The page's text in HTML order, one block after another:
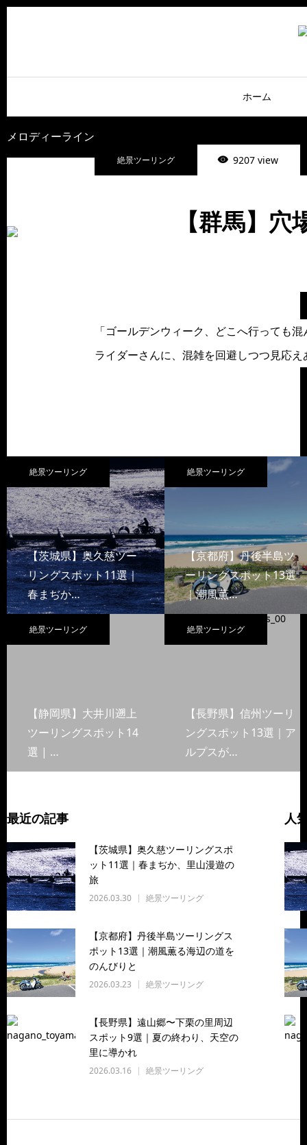
ホーム
メロディーライン
絶景ツーリング
9207 view
【群馬】
「ゴールデンウィーク、どこへ行っても
ライダーさんに、混雑を回避しつつ見応
絶景ツーリング
【茨城県】奥久慈ツー
リングスポット11選｜
春まぢか…
絶景ツーリング
【京都府】丹後半島ツ
ーリングスポット13選
｜潮風薫…
絶景ツーリング
【静岡県】大井川遡上
ツーリングスポット14
選 | …
絶景ツーリング
【長野県】信州ツーリ
ングスポット13選｜ア
ルプスが…
最近の記事
【茨城県】奥久慈ツーリングスポ
ット11選｜春まぢか、里山漫遊の
旅
2026.03.30 絶景ツーリング
【京都府】丹後半島ツーリングス
ポット13選｜潮風薫る海辺の道を
のんびりと
2026.03.23 絶景ツーリング
【長野県】遠山郷〜下栗の里周辺
スポット9選｜夏の終わり、天空の
里に導かれ
2026.03.16 絶景ツーリング
人